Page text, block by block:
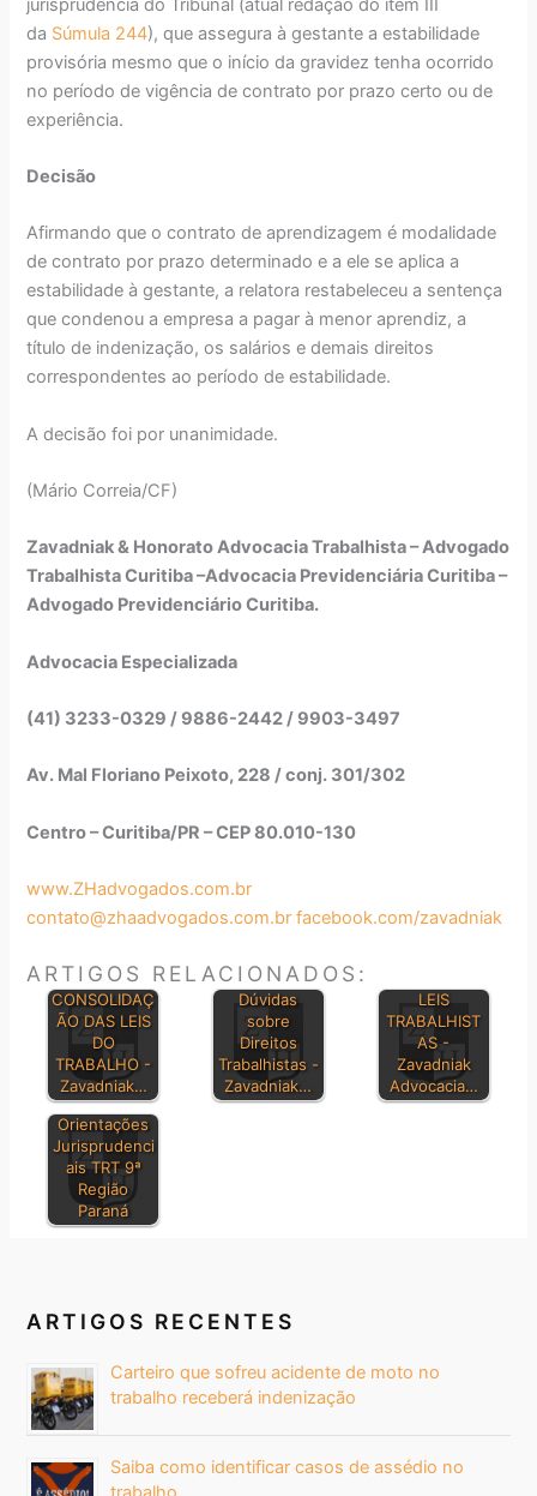
jurisprudência do Tribunal (atual redação do item III
da Súmula 244), que assegura à gestante a estabilidade
provisória mesmo que o início da gravidez tenha ocorrido
no período de vigência de contrato por prazo certo ou de
experiência.
Decisão
Afirmando que o contrato de aprendizagem é modalidade
de contrato por prazo determinado e a ele se aplica a
estabilidade à gestante, a relatora restabeleceu a sentença
que condenou a empresa a pagar à menor aprendiz, a
título de indenização, os salários e demais direitos
correspondentes ao período de estabilidade.
A decisão foi por unanimidade.
(Mário Correia/CF)
Zavadniak & Honorato Advocacia Trabalhista – Advogado
Trabalhista Curitiba –Advocacia Previdenciária Curitiba –
Advogado Previdenciário Curitiba.
Advocacia Especializada
(41) 3233-0329 / 9886-2442 / 9903-3497
Av. Mal Floriano Peixoto, 228 / conj. 301/302
Centro – Curitiba/PR – CEP 80.010-130
www.ZHadvogados.com.br
contato@zhaadvogados.com.br facebook.com/zavadniak
ARTIGOS RELACIONADOS:
CONSOLIDAÇ
ÃO DAS LEIS
DO
TRABALHO -
Zavadniak…
Dúvidas
sobre
Direitos
Trabalhistas -
Zavadniak…
LEIS
TRABALHIST
AS -
Zavadniak
Advocacia…
Orientações
Jurisprudenci
ais TRT 9ª
Região
Paraná
ARTIGOS RECENTES
Carteiro que sofreu acidente de moto no
trabalho receberá indenização
Saiba como identificar casos de assédio no